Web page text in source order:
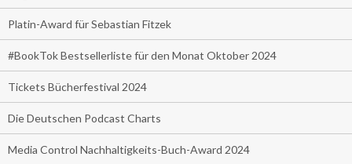
Platin-Award für Sebastian Fitzek
#BookTok Bestsellerliste für den Monat Oktober 2024
Tickets Bücherfestival 2024
Die Deutschen Podcast Charts
Media Control Nachhaltigkeits-Buch-Award 2024